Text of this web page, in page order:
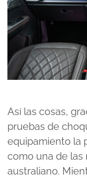
Así las cosas,
pruebas de
equipamiento la
como una de las
australiano.